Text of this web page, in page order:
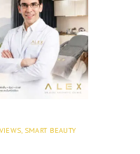
SMART BEAUTY